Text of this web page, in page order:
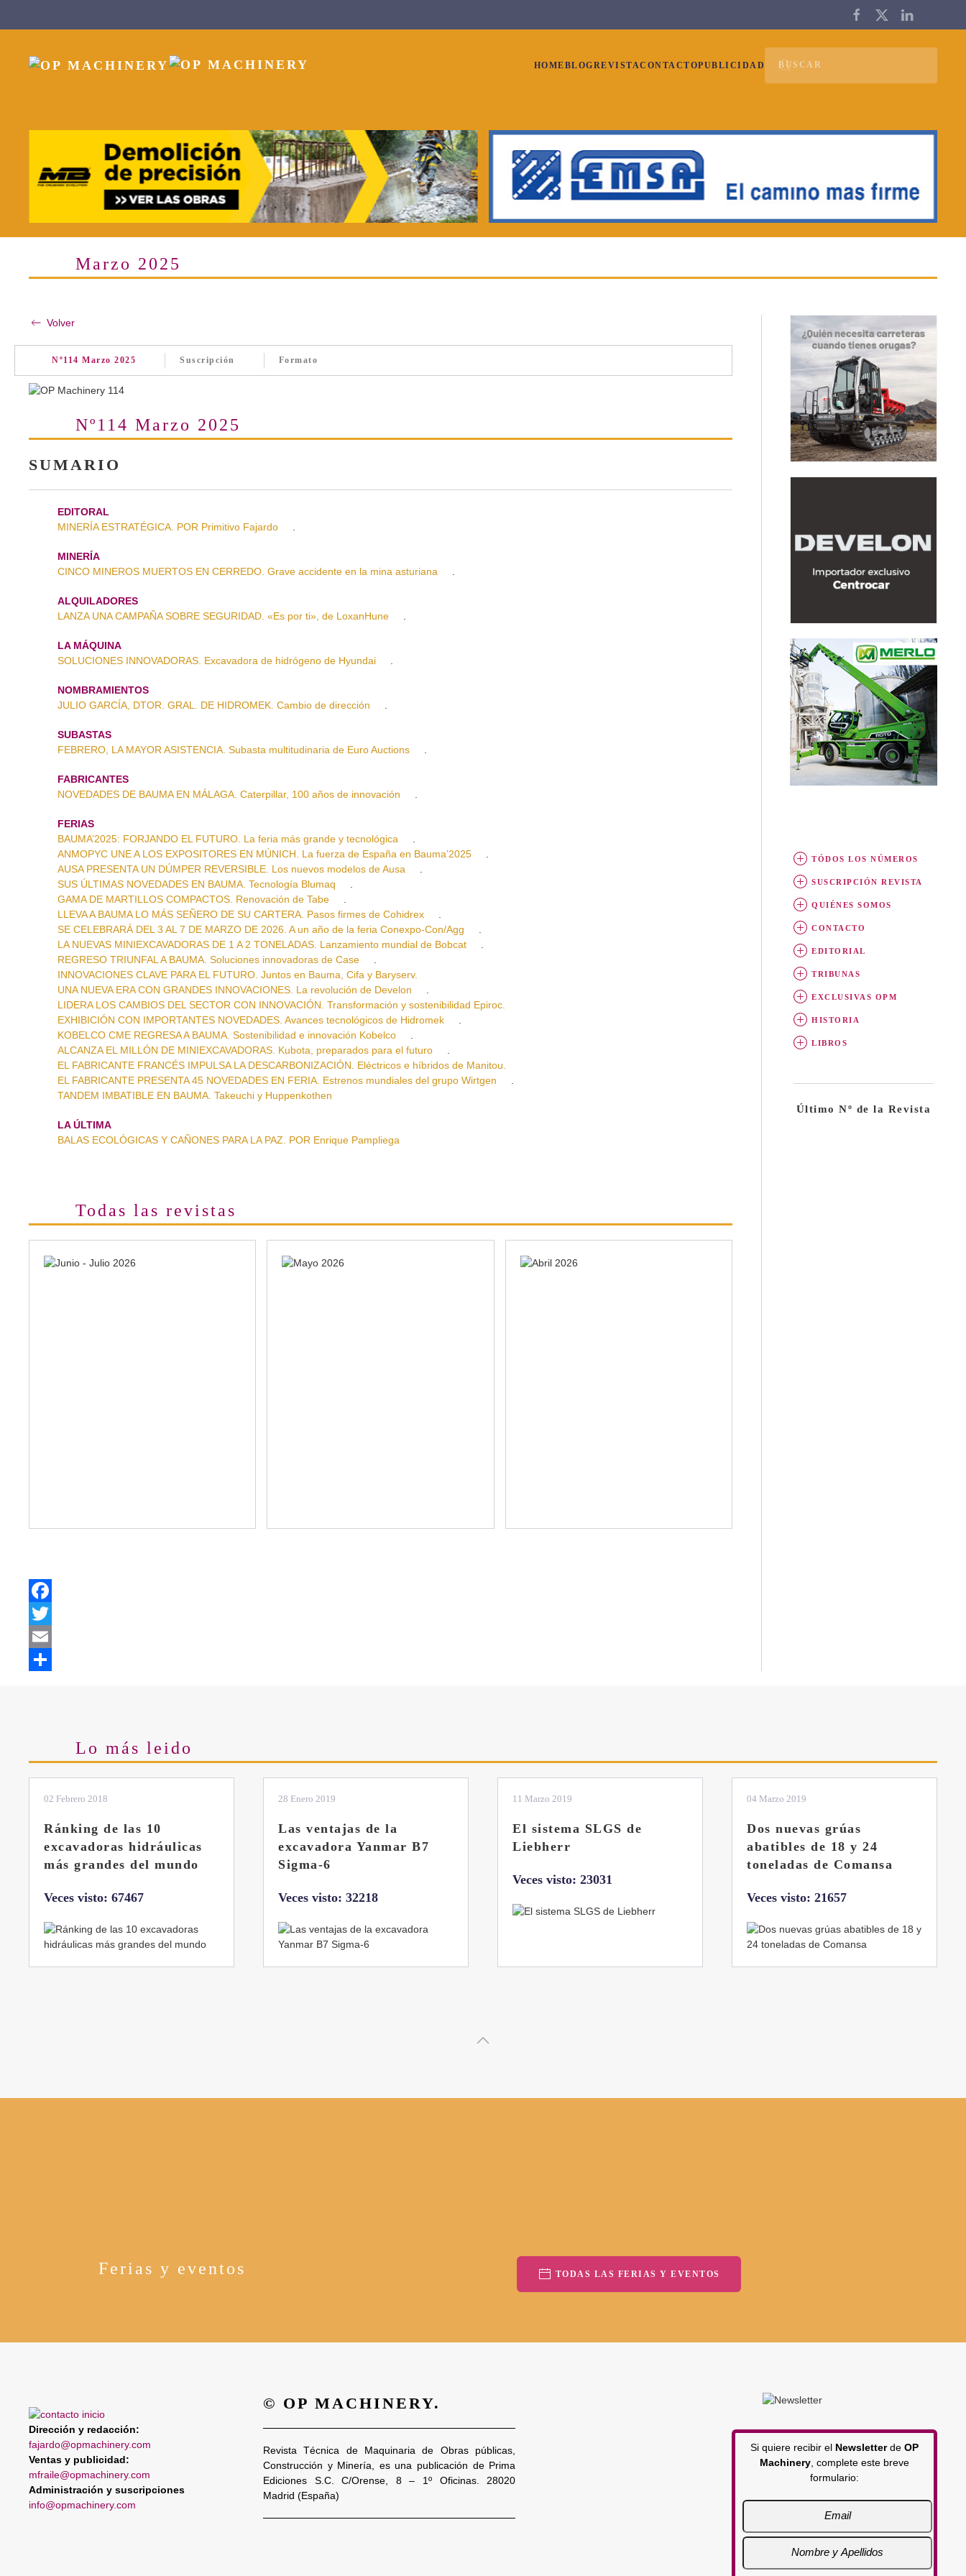
HOMEBLOGREVISTACONTACTOPUBLICIDAD
Marzo 2025
Volver
Nº114 Marzo 2025 Suscripción Formato
Nº114 Marzo 2025
SUMARIO
EDITORAL
MINERÍA ESTRATÉGICA. POR Primitivo Fajardo
.
MINERÍA
CINCO MINEROS MUERTOS EN CERREDO. Grave accidente en la mina asturiana
.
ALQUILADORES
LANZA UNA CAMPAÑA SOBRE SEGURIDAD. «Es por ti», de LoxanHune
.
LA MÁQUINA
SOLUCIONES INNOVADORAS. Excavadora de hidrógeno de Hyundai
.
NOMBRAMIENTOS
JULIO GARCÍA, DTOR. GRAL. DE HIDROMEK. Cambio de dirección
.
SUBASTAS
FEBRERO, LA MAYOR ASISTENCIA. Subasta multitudinaria de Euro Auctions
.
FABRICANTES
NOVEDADES DE BAUMA EN MÁLAGA. Caterpillar, 100 años de innovación
.
FERIAS
BAUMA’2025: FORJANDO EL FUTURO. La feria más grande y tecnológica
.
ANMOPYC UNE A LOS EXPOSITORES EN MÚNICH. La fuerza de España en Bauma’2025
.
AUSA PRESENTA UN DÚMPER REVERSIBLE. Los nuevos modelos de Ausa
.
SUS ÚLTIMAS NOVEDADES EN BAUMA. Tecnología Blumaq
.
GAMA DE MARTILLOS COMPACTOS. Renovación de Tabe
.
LLEVA A BAUMA LO MÁS SEÑERO DE SU CARTERA. Pasos firmes de Cohidrex
.
SE CELEBRARÁ DEL 3 AL 7 DE MARZO DE 2026. A un año de la feria Conexpo-Con/Agg
.
LA NUEVAS MINIEXCAVADORAS DE 1 A 2 TONELADAS. Lanzamiento mundial de Bobcat
.
REGRESO TRIUNFAL A BAUMA. Soluciones innovadoras de Case
.
INNOVACIONES CLAVE PARA EL FUTURO. Juntos en Bauma, Cifa y Baryserv.
UNA NUEVA ERA CON GRANDES INNOVACIONES. La revolución de Develon
.
LIDERA LOS CAMBIOS DEL SECTOR CON INNOVACIÓN. Transformación y sostenibilidad Epiroc.
EXHIBICIÓN CON IMPORTANTES NOVEDADES. Avances tecnológicos de Hidromek
.
KOBELCO CME REGRESA A BAUMA. Sostenibilidad e innovación Kobelco
.
ALCANZA EL MILLÓN DE MINIEXCAVADORAS. Kubota, preparados para el futuro
.
EL FABRICANTE FRANCÉS IMPULSA LA DESCARBONIZACIÓN. Eléctricos e híbridos de Manitou.
EL FABRICANTE PRESENTA 45 NOVEDADES EN FERIA. Estrenos mundiales del grupo Wirtgen
.
TANDEM IMBATIBLE EN BAUMA. Takeuchi y Huppenkothen
LA ÚLTIMA
BALAS ECOLÓGICAS Y CAÑONES PARA LA PAZ. POR Enrique Pampliega
Todas las revistas
Facebook
Twitter
Email
TÓDOS LOS NÚMEROS
SUSCRIPCIÓN REVISTA
QUIÉNES SOMOS
CONTACTO
EDITORIAL
TRIBUNAS
EXCLUSIVAS OPM
HISTORIA
LIBROS
Último Nº de la Revista
Lo más leido
28 Enero 2019
Las ventajas de la
excavadora Yanmar B7
Sigma-6
Veces visto: 32218
11 Marzo 2019
El sistema SLGS de
Liebherr
04 Marzo 2019
Dos nuevas grúas
abatibles de 18 y 24
01 Febrero 2019
La botella aún no está
llena
Ferias y eventos TODAS LAS FERIAS Y EVENTOS
Dirección y redacción:
fajardo@opmachinery.com
Ventas y publicidad:
mfraile@opmachinery.com
Administración y suscripciones
info@opmachinery.com
© OP MACHINERY.
Revista Técnica de Maquinaria de Obras públicas,
Construcción y Minería, es una publicación de Prima
Ediciones S.C. C/Orense, 8 – 1º Oficinas. 28020
Madrid (España)
Si quiere recibir el Newsletterde OP
Machinery , complete este breve
formulario: